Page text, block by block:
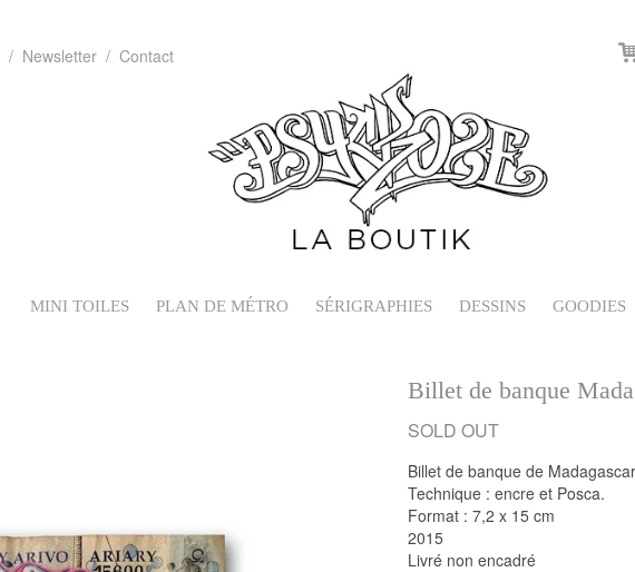
Newsletter Contact
MINI TOILES PLAN DE MÉTRO SÉRIGRAPHIES DESSINS GOODIES
Billet de banque
Billet de banque de
Technique : encre et Posca.
Format : 7,2 x 15 cm
2015
Livré non encadré